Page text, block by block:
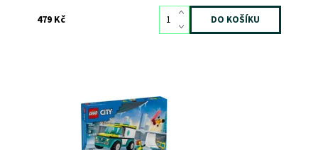
479 Kč
Stavebnice LEGO® City Sanitka a snowboardista pro děti